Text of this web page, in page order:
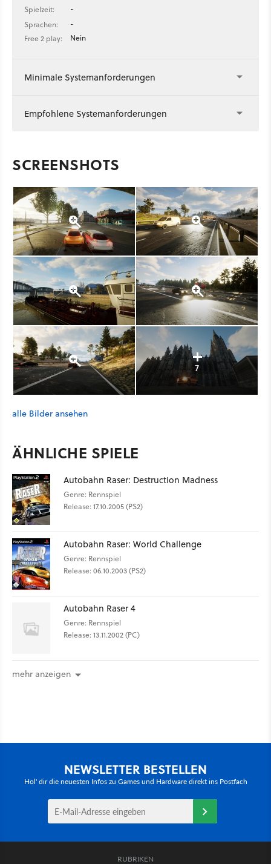
Spielzeit:
-
Sprachen:
-
Free 2 play:
Nein
Minimale Systemanforderungen
Empfohlene Systemanforderungen
SCREENSHOTS
7
alle Bilder ansehen
ÄHNLICHE SPIELE
Autobahn Raser: Destruction Madness
Genre: Rennspiel
Release: 17.10.2005 (PS2)
Autobahn Raser: World Challenge
Genre: Rennspiel
Release: 06.10.2003 (PS2)
Autobahn Raser 4
Genre: Rennspiel
Release: 13.11.2002 (PC)
mehr anzeigen
NEWSLETTER BESTELLEN
Hol' dir die neuesten Infos zu Games und Hardware direkt ins Postfach
RUBRIKEN